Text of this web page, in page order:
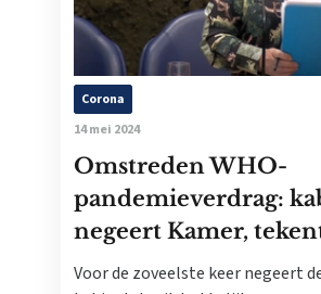
Corona
14 mei 2024
Omstreden WHO-
pandemieverdrag:
negeert Kamer,
Voor de zoveelste keer negeert